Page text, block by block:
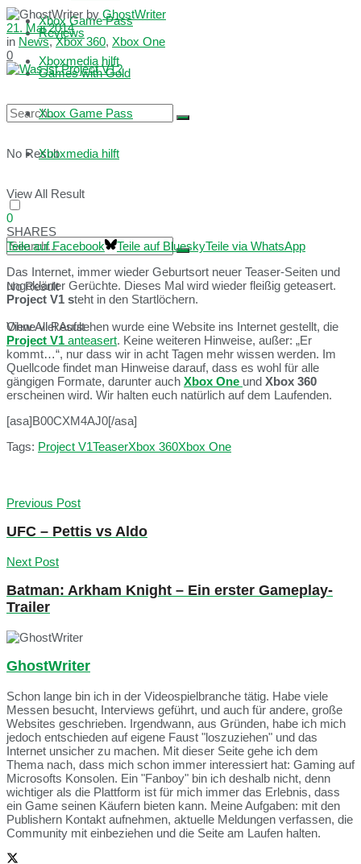
Xbox Game Pass
Xboxmedia hilft
No Result
View All Result
Reviews
Games with Gold
Xbox Game Pass
Xboxmedia hilft
No Result
View All Result
by GhostWriter
21. Mai 2014
in News,Xbox 360, Xbox One
0
0
SHARES
Teile auf Facebook
Teile auf BlueskyTeile via WhatsApp
Das Internet, immer wieder Geburtsort neuer Teaser-Seiten und
ungeklärter Gerüchte. Dieses Mal wird wieder fleißig geteasert.
Project V1 steht in den Startlöchern.
Ohne viel Aufsehen wurde eine Website ins Internet gestellt, die
Project V1 anteasert. Keine weiteren Hinweise, außer: „Er
kommt…“, nur dass wir in acht Tagen mehr wissen werden. Im
Quellcode findet man Hinweise darauf, dass es wohl für alle
gängigen Formate, darunter auch Xbox One und Xbox 360
erscheinen wird. Wir halten euch natürlich auf dem Laufenden.
[asa]B00CXM4AJ0[/asa]
Tags: Project V1TeaserXbox 360Xbox One
Previous Post
UFC – Pettis vs Aldo
Next Post
Batman: Arkham Knight – Ein erster Gameplay-
Trailer
GhostWriter
Schon lange bin ich in der Videospielbranche tätig. Habe viele
Messen besucht, Interviews geführt, und auch für andere, große
Websites geschrieben. Irgendwann, aus Gründen, habe ich mich
jedoch entschieden auf eigene Faust "loszuziehen" und das
Internet unsicher zu machen. Mit dieser Seite gehe ich dem
Thema nach, dass mich schon immer interessiert hat: Gaming auf
Microsofts Konsolen. Ein "Fanboy" bin ich deshalb nicht, denn
wichtiger als die Plattform ist für mich immer das Erlebnis, dass
ein Game seinen Käufern bieten kann. Meine Aufgaben: mit den
Publishern Kontakt aufnehmen, aktuelle Meldungen verfassen, die
Community mit einbeziehen und die Seite am Laufen halten.